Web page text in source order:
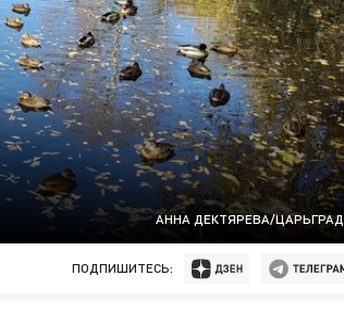
АННА ДЕКТЯРЕВА/ЦАРЬГРАД
ПОДПИШИТЕСЬ: